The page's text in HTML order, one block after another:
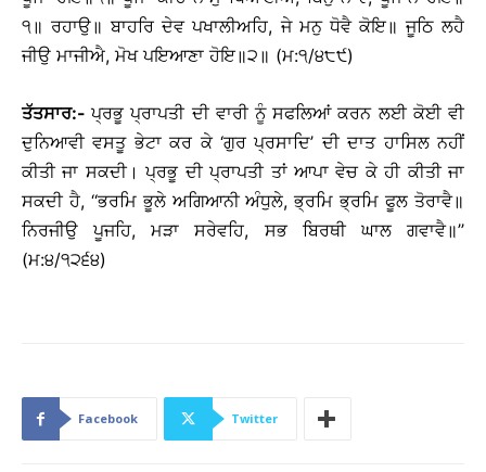
੧॥ ਰਹਾਉ॥ ਬਾਹਰਿ ਦੇਵ ਪਖਾਲੀਅਹਿ, ਜੇ ਮਨੁ ਧੋਵੈ ਕੋਇ॥ ਜੂਠਿ ਲਹੈ
ਜੀਉ ਮਾਜੀਐ, ਮੋਖ ਪਇਆਣਾ ਹੋਇ॥੨॥ (ਮ:੧/੪੮੯)
ਤੱਤਸਾਰ:-ਪ੍ਰਭੂ ਪ੍ਰਾਪਤੀ ਦੀ ਵਾਰੀ ਨੂੰ ਸਫਲਿਆਂ ਕਰਨ ਲਈ ਕੋਈ ਵੀ
ਦੁਨਿਆਵੀ ਵਸਤੂ ਭੇਟਾ ਕਰ ਕੇ ‘ਗੁਰ ਪ੍ਰਸਾਦਿ’ ਦੀ ਦਾਤ ਹਾਸਿਲ ਨਹੀਂ
ਕੀਤੀ ਜਾ ਸਕਦੀ। ਪ੍ਰਭੂ ਦੀ ਪ੍ਰਾਪਤੀ ਤਾਂ ਆਪਾ ਵੇਚ ਕੇ ਹੀ ਕੀਤੀ ਜਾ
ਸਕਦੀ ਹੈ, ‘‘ਭਰਮਿ ਭੂਲੇ ਅਗਿਆਨੀ ਅੰਧੁਲੇ, ਭ੍ਰਮਿ ਭ੍ਰਮਿ ਫੂਲ ਤੋਰਾਵੈ॥
ਨਿਰਜੀਉ ਪੂਜਹਿ, ਮੜਾ ਸਰੇਵਹਿ, ਸਭ ਬਿਰਥੀ ਘਾਲ ਗਵਾਵੈ॥’’
(ਮ:੪/੧੨੬੪)
Facebook Twitter